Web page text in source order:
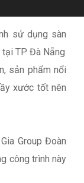
sử dụng sàn
TP Đà Nẵng
sản phẩm nổi
xước tốt nên
Group Đoàn
công trình này